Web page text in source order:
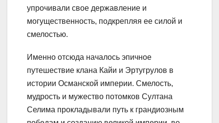
упрочивали свое державление и
могущественность, подкрепляя ее силой и
смелостью.
Именно отсюда началось эпичное
путешествие клана Кайи и Эртугрулов в
истории Османской империи. Смелость,
мудрость и мужество потомков Султана
Селима прокладывали путь к грандиозным